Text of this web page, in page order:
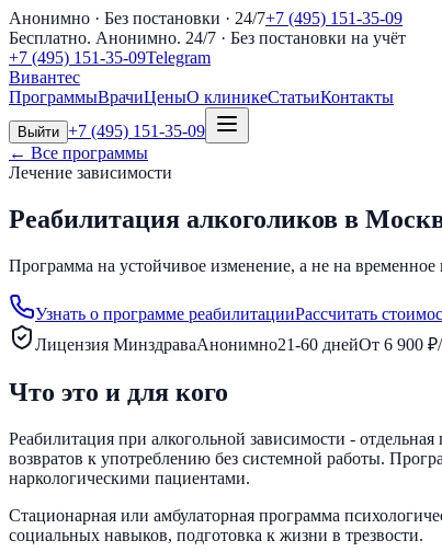
Анонимно · Без постановки · 24/7+7 (495) 151-35-09
Бесплатно. Анонимно. 24/7 · Без постановки на учёт
+7 (495) 151-35-09Telegram
Вивантес
ПрограммыВрачиЦеныО клиникеСтатьиКонтакты
Выйти +7 (495) 151-35-09
← Все программы
Лечение зависимости
Реабилитация алкоголиков в
Программа на устойчивое изменение, а не на временное
Узнать о программе реабилитацииРассчитать
Лицензия МинздраваАнонимно21-60 днейОт 6 900
Что это и для кого
Реабилитация при алкогольной зависимости -
возвратов к употреблению без системной работы.
наркологическими пациентами.
Стационарная или амбулаторная программа
социальных навыков, подготовка к жизни в трезвости.